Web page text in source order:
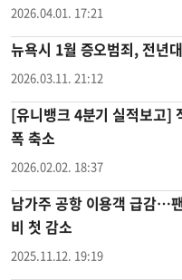
2026.04.01. 17:21
뉴욕시 1월 증오범죄, 전년
2026.03.11. 21:12
[유니뱅크 4분기 실적보고]
폭 축소
2026.02.02. 18:37
남가주 공항 이용객 급감…
비 첫 감소
2025.11.12. 19:19